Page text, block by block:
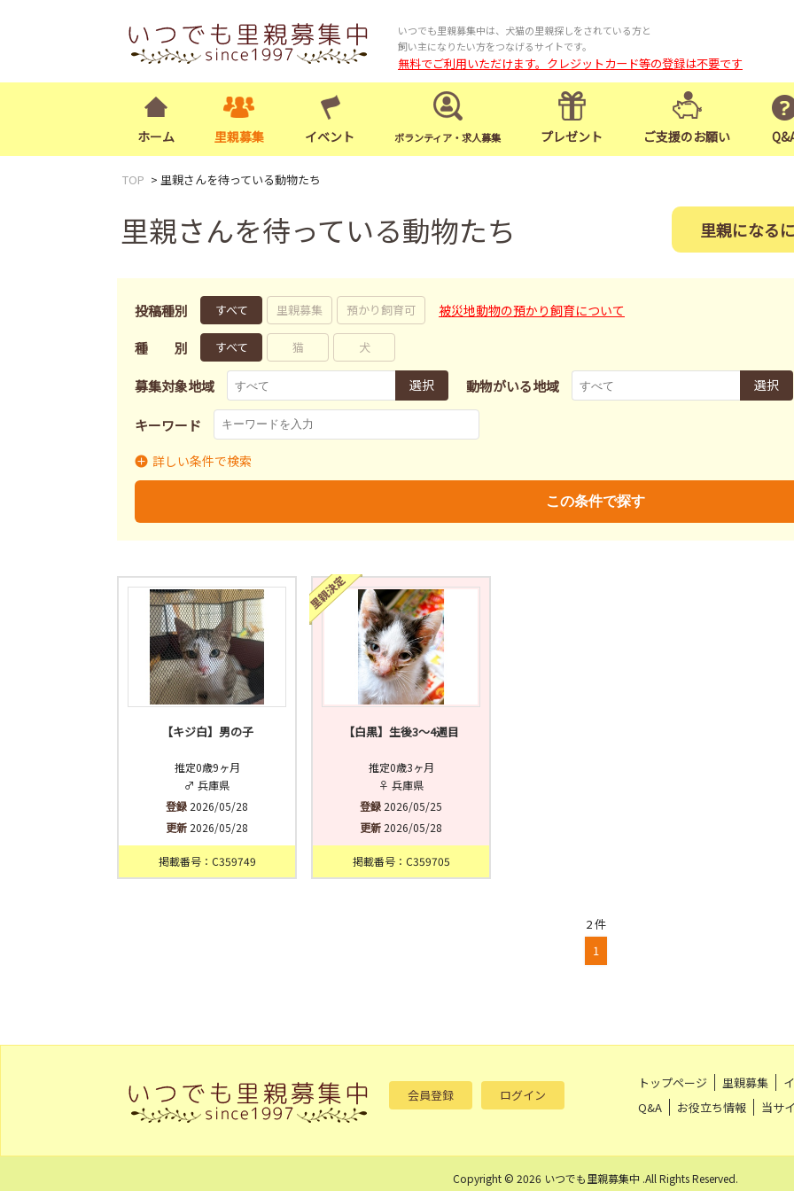
いつでも里親募集中は、犬猫の里親探しをされている方と
飼い主になりたい方をつなげるサイトです。
無料でご利用いただけます。クレジットカード等の登録は不要です
ホーム 里親募集 イベント ボランティア・求人募集 プレゼント ご支援のお願い
TOP 里親さんを待っている動物たち
里親さんを待っている動物たち 里親になる
投稿種別 すべて 里親募集 預かり飼育可 被災地動物の預かり飼育について
種別 すべて 猫 犬
募集対象地域 選択 動物がいる地域 選択
キーワード
募集状況 里親募集
詳しい条件で検索
この条件で探す
【キジ白】男の子
推定0歳9ヶ月
♂ 兵庫県
登録 2026/05/28
更新 2026/05/28
掲載番号：C359749
【白黒】生後3〜4週目
推定0歳3ヶ月
♀ 兵庫県
登録 2026/05/25
更新 2026/05/28
掲載番号：C359705
2 件
1
会員登録 ログイン
トップページ 里親募集
Q&A
お役立ち情報 当サ
Copyright © 2026 いつでも里親募集中 .All Rights Reserved.